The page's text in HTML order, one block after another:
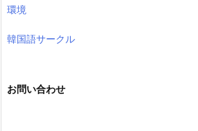
環境
韓国語サークル
お問い合わせ